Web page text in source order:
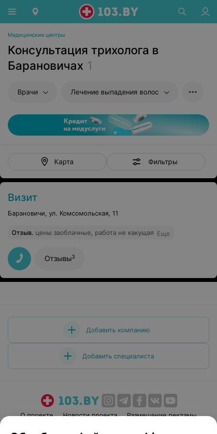
Медицинские центры
Консультация трихолога в
Барановичах 1
Врачи Лечение выпадения волос
Карта Фильтры
Визит
Барановичи, ул. Комсомольская, 11
Отзыв. цены заоблачные, работа не какущая Еще
Отзывы3
Добавить компанию
Добавить специалиста
О проекте Новости проекта
Размещение рекламы